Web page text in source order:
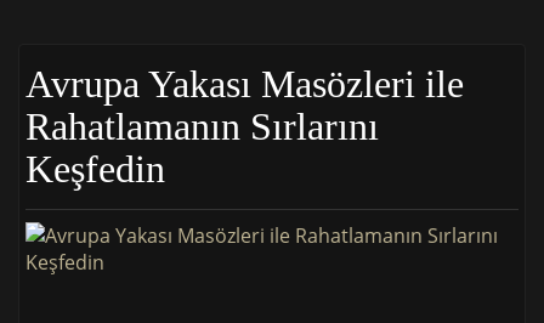
Avrupa Yakası Masözleri ile
Rahatlamanın Sırlarını
Keşfedin